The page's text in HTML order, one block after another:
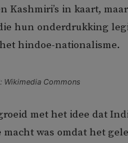
Kashmiri’s in kaart,
hun onderdrukking
hindoe-nationalisme.
Wikimedia Commons
met het idee dat
was omdat het